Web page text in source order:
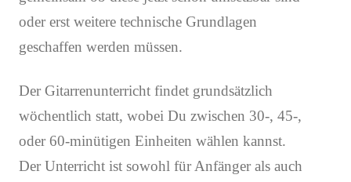
oder erst weitere technische Grundlagen
geschaffen werden müssen.
Der Gitarrenunterricht findet grundsätzlich
wöchentlich statt, wobei Du zwischen 30-, 45-,
oder 60-minütigen Einheiten wählen kannst.
Der Unterricht ist sowohl für Anfänger als auch